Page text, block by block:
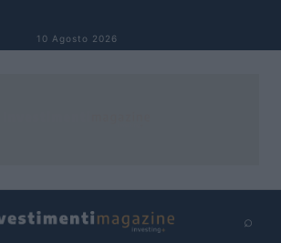
10 Agosto 2026
⌕